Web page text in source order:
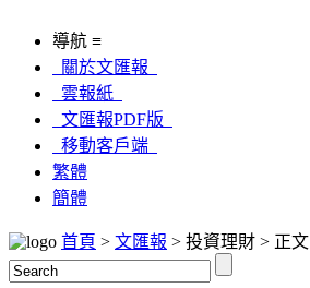
導航 ≡
關於文匯報
雲報紙
文匯報PDF版
移動客戶端
繁體
簡體
首頁 > 文匯報 > 投資理財 > 正文